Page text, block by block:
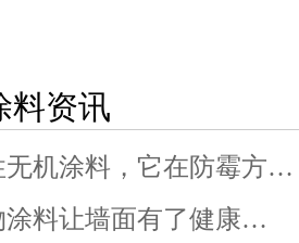
料资讯
无机涂料，它在防霉方…
涂料让墙面有了健康…